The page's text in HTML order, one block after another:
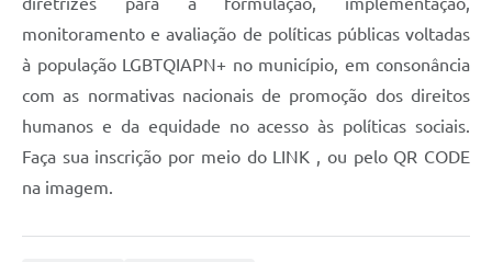
monitoramento e avaliação de políticas públicas voltadas
à população LGBTQIAPN+ no município, em consonância
com as normativas nacionais de promoção dos direitos
humanos e da equidade no acesso às políticas sociais.
Faça sua inscrição por meio do LINK , ou pelo QR CODE
na imagem.